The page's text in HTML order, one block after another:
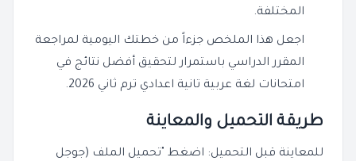
المختلفة.
اجعل هذا الملخص جزءاً من خطتك اليومية لمراجعة
المقرر الدراسي باستمرار لتحقيق أفضل نتائج في
امتحانات لغة عربية تانية اعدادي ترم ثاني 2026.
طريقة التحميل والمعاينة
للمعاينة قبل التحميل: اضغط "تحميل الملف (جوجل